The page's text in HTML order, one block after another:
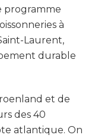
programme
à
Laurent,
durable
et de
des 40
atlantique. On